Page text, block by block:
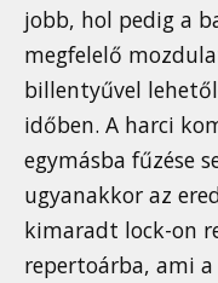
jobb, hol pedig a
megfelelő
billentyűvel
időben. A harci
egymásba fűzése
ugyanakkor az
kimaradt lock-on
repertoárba, ami